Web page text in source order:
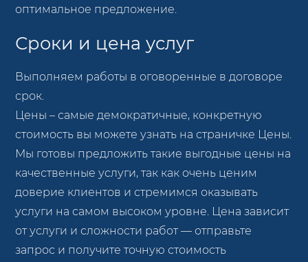
оптимальное предложение.
Сроки и цена услуг
Выполняем работы в оговоренные в договоре
срок.
Цены – самые демократичные, конкретную
стоимость вы можете узнать на страничке Цены.
Мы готовы предложить такие выгодные цены на
качественные услуги, так как очень ценим
доверие клиентов и стремимся оказывать
услуги на самом высоком уровне. Цена зависит
от услуги и сложности работ — отправьте
запрос и получите точную стоимость